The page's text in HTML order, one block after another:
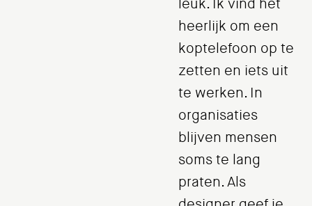
leuk. Ik vind het
heerlijk om een
koptelefoon op te
zetten en iets uit
te werken. In
organisaties
blijven mensen
soms te lang
praten. Als